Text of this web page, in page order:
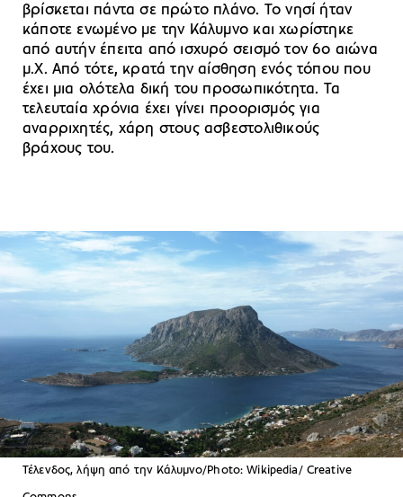
βρίσκεται πάντα σε πρώτο πλάνο. Το νησί ήταν
κάποτε ενωμένο με την Κάλυμνο και χωρίστηκε
από αυτήν έπειτα από ισχυρό σεισμό τον 6ο αιώνα
μ.Χ. Από τότε, κρατά την αίσθηση ενός τόπου που
έχει μια ολότελα δική του προσωπικότητα. Τα
τελευταία χρόνια έχει γίνει προορισμός για
αναρριχητές, χάρη στους ασβεστολιθικούς
βράχους του.
Τέλενδος, λήψη από την Κάλυμνο/Photo: Wikipedia/ Creative